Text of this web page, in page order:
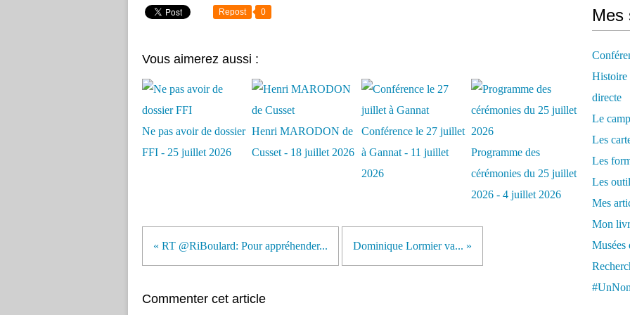
Repost 0
Vous aimerez aussi :
Ne pas avoir de dossier
FFI - 25 juillet 2026
Henri MARODON de
Cusset - 18 juillet 2026
Conférence le 27 juillet
à Gannat - 11 juillet
2026
Programme des
cérémonies du 25 juillet
2026 - 4 juillet 2026
« RT @RiBoulard: Pour appréhender... Dominique Lormier va... »
Commenter cet article
Mes
Histoire
directe
Le
Les
Les
Les
Mes
Mon
Musées